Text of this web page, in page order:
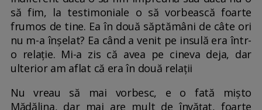
să fim, la testimoniale o să vorbească foarte
frumos de tine. Ea în două săptămâni de câte ori
nu m-a înșelat? Ea când a venit pe insulă era într-
o relație. Mi-a zis că avea pe cineva deja, dar
ulterior am aflat că era în două relații
Nu vreau să mai vorbesc, e o fată mișto
Mădălina, dar mai are mult de învățat, foarte